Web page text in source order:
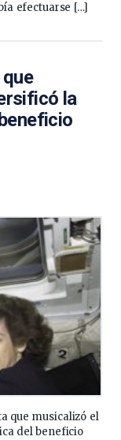
efectuarse […]
la
que musicalizó el
del beneficio